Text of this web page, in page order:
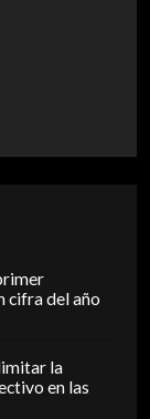
cifra del año
la
en las